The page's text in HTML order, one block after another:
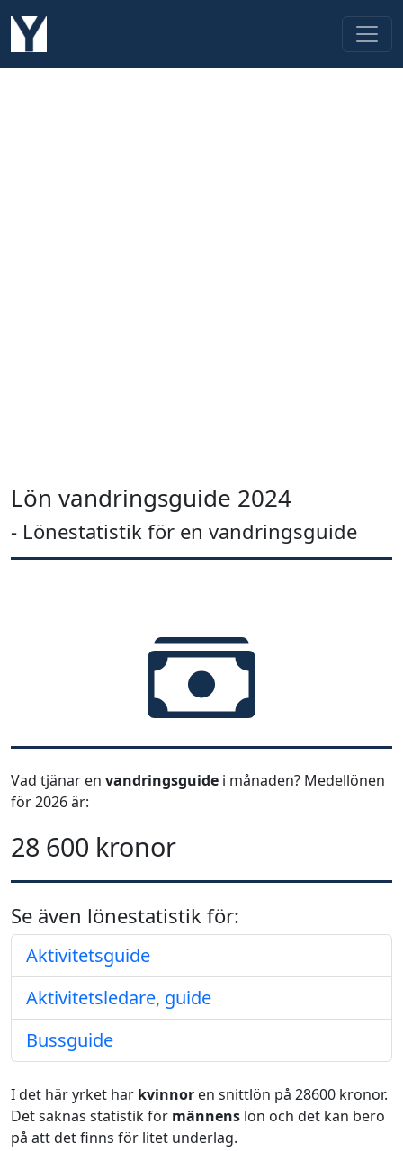
Lön vandringsguide 2024
- Lönestatistik för en vandringsguide
Vad tjänar en vandringsguide i månaden? Medellönen
för 2026 är:
28 600 kronor
Se även lönestatistik för:
Aktivitetsguide
Aktivitetsledare, guide
Bussguide
I det här yrket har kvinnor en snittlön på 28600 kronor.
Det saknas statistik för männens lön och det kan bero
på att det finns för litet underlag.